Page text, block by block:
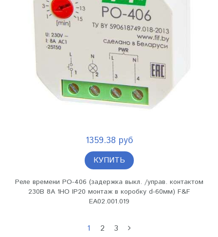
1359.38 руб
КУПИТЬ
Реле времени PO-406 (задержка выкл. /управ. контактом
230В 8А 1НО IP20 монтаж в коробку d-60мм) F&F
EA02.001.019
1 2 3